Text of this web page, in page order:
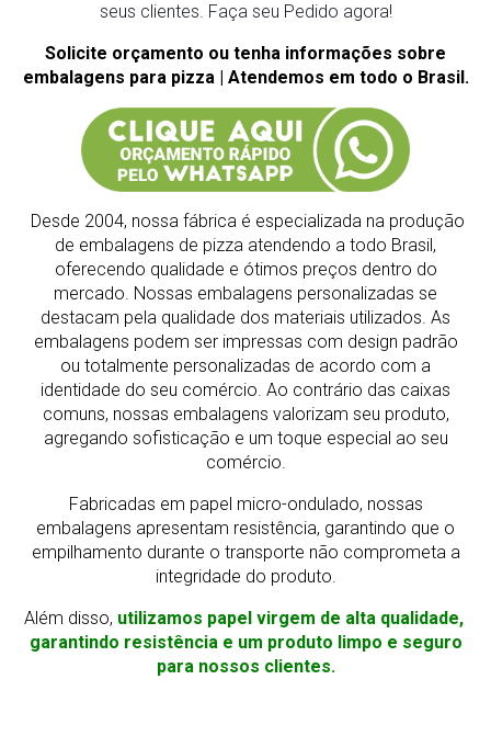
seus clientes. Faça seu Pedido agora!
Solicite orçamento ou tenha informações sobre
embalagens para pizza | Atendemos em todo o Brasil.
Desde 2004, nossa fábrica é especializada na produção
de embalagens de pizza atendendo a todo Brasil,
oferecendo qualidade e ótimos preços dentro do
mercado. Nossas embalagens personalizadas se
destacam pela qualidade dos materiais utilizados. As
embalagens podem ser impressas com design padrão
ou totalmente personalizadas de acordo com a
identidade do seu comércio. Ao contrário das caixas
comuns, nossas embalagens valorizam seu produto,
agregando sofisticação e um toque especial ao seu
comércio.
Fabricadas em papel micro-ondulado, nossas
embalagens apresentam resistência, garantindo que o
empilhamento durante o transporte não comprometa a
integridade do produto.
Além disso, utilizamos papel virgem de alta qualidade,
garantindo resistência e um produto limpo e seguro
para nossos clientes.